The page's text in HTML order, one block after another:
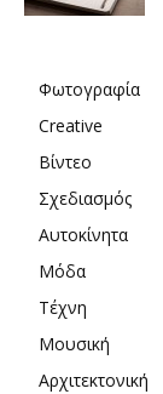
Φωτογραφία
Creative
Βίντεο
Σχεδιασμός
Αυτοκίνητα
Μόδα
Τέχνη
Μουσική
Αρχιτεκτονική